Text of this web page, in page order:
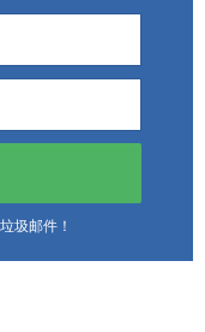
圾邮件！